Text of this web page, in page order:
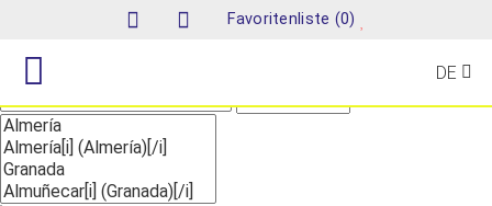
Favoritenliste (0)
DE